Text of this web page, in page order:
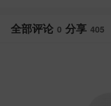
9.锡业股份：控
全部评论 0 分享 405